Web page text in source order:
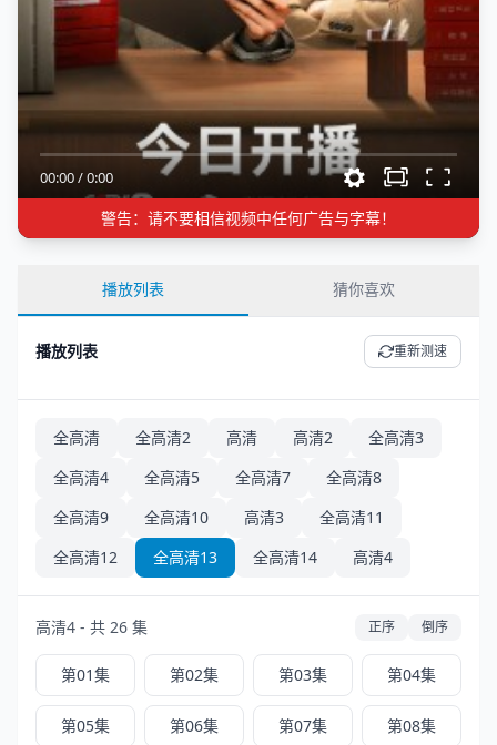
00:00/0:00
警告：请不要相信视频中任何广告与字幕！
播放列表 猜你喜欢
播放列表 重新测速
全高清 全高清2 高清 高清2
全高清3
全高清4
全高清5 全高清7
全高清8
全高清9
全高清10 高清3
全高清11
全高清12
全高清13 全高清14 高清4
高清4 - 共 26 集 正序 倒序
第01集 第02集 第03集 第04集
第05集 第06集 第07集 第08集